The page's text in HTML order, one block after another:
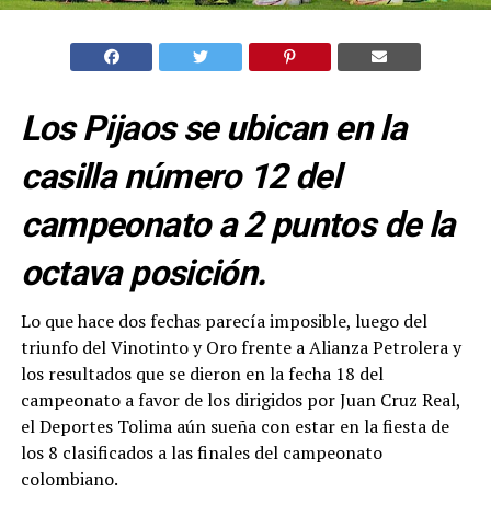
Los Pijaos se ubican en la
casilla número 12 del
campeonato a 2 puntos de la
octava posición.
Lo que hace dos fechas parecía imposible, luego del
triunfo del Vinotinto y Oro frente a Alianza Petrolera y
los resultados que se dieron en la fecha 18 del
campeonato a favor de los dirigidos por Juan Cruz Real,
el Deportes Tolima aún sueña con estar en la fiesta de
los 8 clasificados a las finales del campeonato
colombiano.